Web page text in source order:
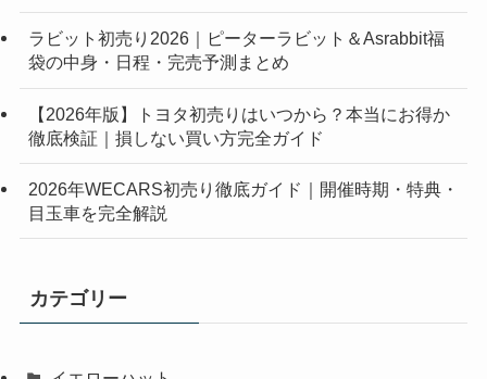
ラビット初売り2026｜ピーターラビット＆Asrabbit福
袋の中身・日程・完売予測まとめ
【2026年版】トヨタ初売りはいつから？本当にお得か
徹底検証｜損しない買い方完全ガイド
2026年WECARS初売り徹底ガイド｜開催時期・特典・
目玉車を完全解説
カテゴリー